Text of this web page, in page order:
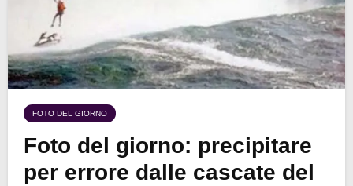
FOTO DEL GIORNO
Foto del giorno: precipitare
per errore dalle cascate del